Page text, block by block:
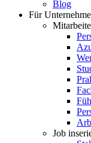
Blog
Für
Job